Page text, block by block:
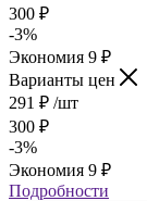
300 ₽
-3%
Экономия 9 ₽
Варианты цен
291 ₽ /шт
300 ₽
-3%
Экономия 9 ₽
Подробности